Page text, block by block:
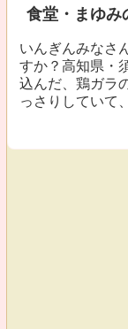
食堂・まゆみ
いんぎんみなさ
すか？高知県・
込んだ、鶏ガラ
っさりしていて